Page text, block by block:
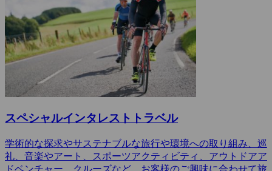
スペシャルインタレストトラベル
学術的な探求やサステナブルな旅行や環境への取り組み、巡
礼、音楽やアート、スポーツアクティビティ、アウトドアア